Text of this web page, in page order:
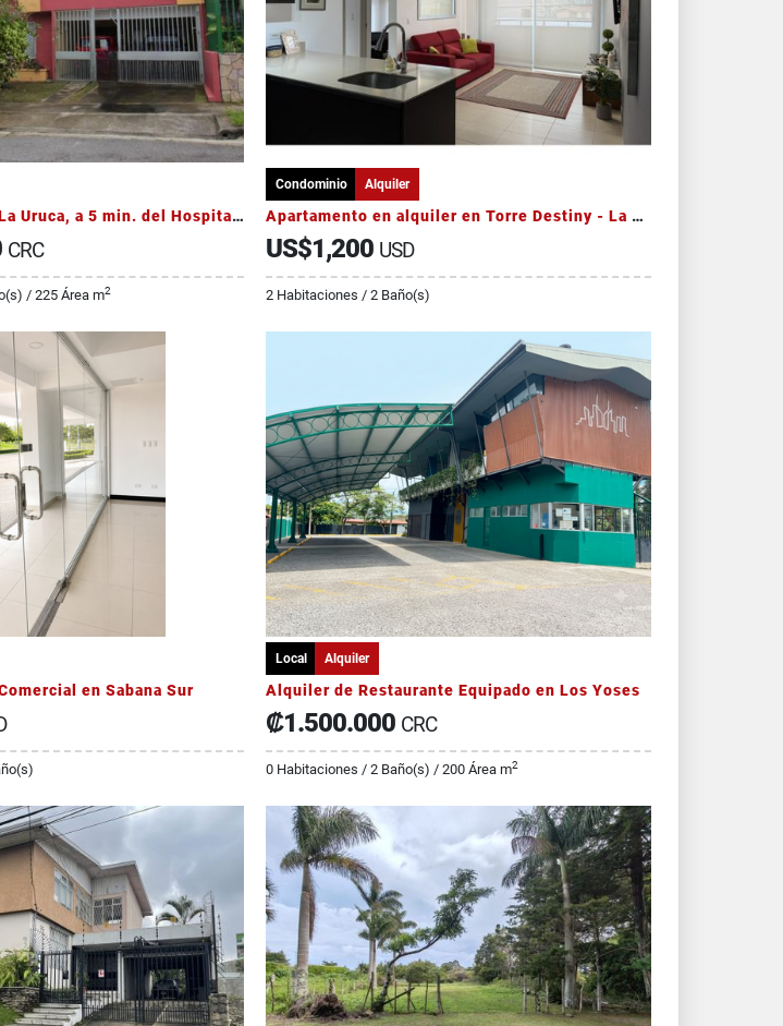
Venta de Casa en La Uruca, a 5 min. del Hospital México
CRC
/ 225 Área m2
Condominio Alquiler
Apartamento en alquiler en Torre Destiny - La Sabana
US$1,200 USD
2 Habitaciones / 2 Baño(s)
en Sabana Sur
Local Alquiler
Alquiler de Restaurante Equipado en Los Yoses
₡1.500.000 CRC
0 Habitaciones / 2 Baño(s) / 200 Área m2